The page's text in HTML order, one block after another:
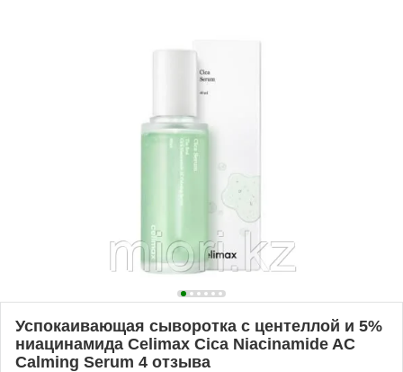
Успокаивающая сыворотка с центеллой и 5%
ниацинамида Celimax Cica Niacinamide AC
Calming Serum 4 отзыва